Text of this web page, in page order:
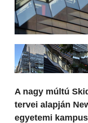
A nagy múltú
tervei alapján
egyetemi